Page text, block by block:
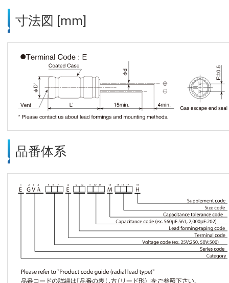
寸法図 [mm]
品番体系